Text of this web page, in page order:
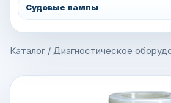
Судовые лампы
Каталог / Диагностическое